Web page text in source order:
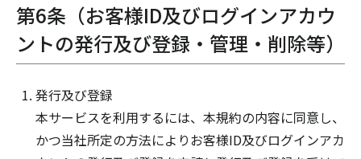
第6条（お客様ID及びログインアカウ
ントの発行及び登録・管理・削除等）
発行及び登録
本サービスを利用するには、本規約の内容に同意し、
かつ当社所定の方法によりお客様ID及びログインアカ